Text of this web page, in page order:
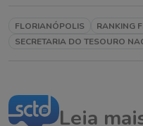
FLORIANÓPOLIS
RANKING
SECRETARIA DO TESOURO
Leia